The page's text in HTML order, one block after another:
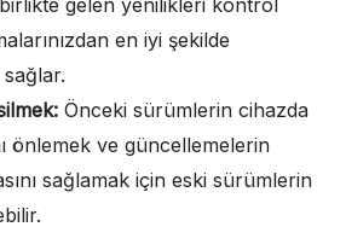
en iyi şekilde
sağlar.
Önceki sürümlerin cihazda
önlemek ve güncellemelerin
sağlamak için eski sürümlerin